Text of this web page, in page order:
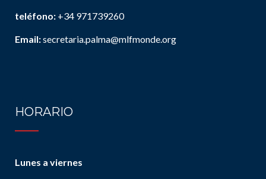
teléfono: +34 971739260
Email:secretaria.palma@mlfmonde.org
HORARIO
Lunes a viernes